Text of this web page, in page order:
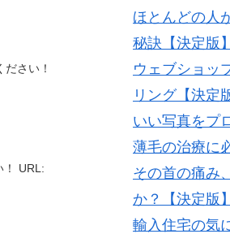
さい！
！ URL:
ほとんどの人
秘訣【決定版】
ウェブショッ
リング【決定
いい写真をプ
薄毛の治療に
その首の痛み
か？【決定版】
輸入住宅の気